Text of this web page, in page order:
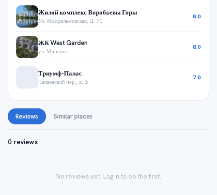
Жилой комплекс Воробьевы Горы
Ул. Мосфильмовская, Д. 70
8.0
ЖК West Garden
ул. Минская
8.0
Триумф-Палас
Чапаевский пер., д. 3
7.0
Reviews Similar places
0 reviews
No reviews yet. Log in to be the first.